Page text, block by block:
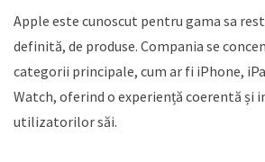
Apple este cunoscut pentru gama sa
definită, de produse. Compania se
categorii principale, cum ar fi iPhone,
Watch, oferind o experiență coerentă și
utilizatorilor săi.